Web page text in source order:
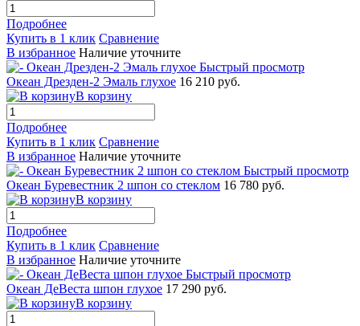
Подробнее
Купить в 1 клик Сравнение
В избранное Наличие уточните
Быстрый просмотр
Океан Дрезден-2 Эмаль глухое 16 210 руб.
В корзину
Подробнее
Купить в 1 клик Сравнение
В избранное Наличие уточните
Быстрый просмотр
Океан Буревестник 2 шпон со стеклом 16 780 руб.
В корзину
Подробнее
Купить в 1 клик Сравнение
В избранное Наличие уточните
Быстрый просмотр
Океан ДеВеста шпон глухое 17 290 руб.
В корзину